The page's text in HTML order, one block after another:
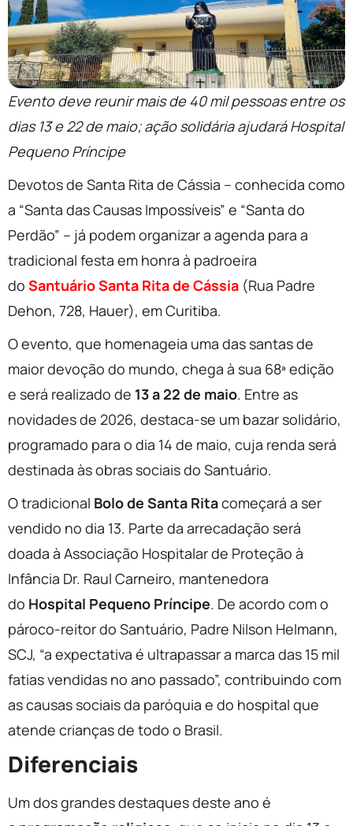
Evento deve reunir mais de 40 mil pessoas entre os
dias 13 e 22 de maio;ação solidária ajudará Hospital
Pequeno Príncipe
Devotos de Santa Rita de Cássia – conhecida como
a “Santa das Causas Impossíveis” e “Santa do
Perdão” – já podem organizar a agenda para a
tradicional festa em honra à padroeira
do Santuário Santa Rita de Cássia (Rua Padre
Dehon, 728, Hauer), em Curitiba.
O evento, que homenageia uma das santas de
maior devoção do mundo, chega à sua 68ª edição
e será realizado de 13 a 22 de maio. Entre as
novidades de 2026, destaca-se um bazar solidário,
programado para o dia 14 de maio, cuja renda será
destinada às obras sociais do Santuário.
O tradicional Bolo de Santa Ritacomeçará a ser
vendido no dia 13. Parte da arrecadação será
doada à Associação Hospitalar de Proteção à
Infância Dr. Raul Carneiro, mantenedora
do Hospital Pequeno Príncipe. De acordo com o
pároco-reitor do Santuário, Padre Nilson Helmann,
SCJ, “a expectativa é ultrapassar a marca das 15 mil
fatias vendidas no ano passado”, contribuindo com
as causas sociais da paróquia e do hospital que
atende crianças de todo o Brasil.
Diferenciais
Um dos grandes destaques deste ano é